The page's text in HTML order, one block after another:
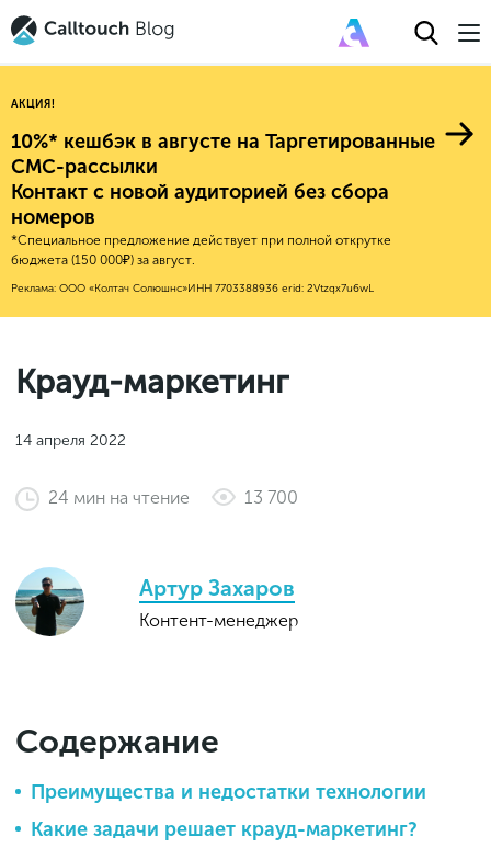
Авторитейл
Финансы
Е-коммерс
HoReCa
Бьюти
2025
2024
2021
2020
2016
Новые продукты
Эксплейнеры
Обновления продуктов Calltouch
Calltouch
Индекс здоровья российского
Mental Health
Аналитика
Процессы и управление
Законы и документы
Инструменты и сервисы
Продажи и маркетплейсы
Callday
MeetUp
Вебинары и практикумы
АКЦИЯ!
10%* кешбэк в августе на Таргетированные
СМС-рассылки
Контакт с новой аудиторией без сбора
номеров
*Специальное предложение действует при полной открутке
бюджета (150 000₽) за август.
Реклама: ООО «Колтач Солюшнс»ИНН 7703388936 erid: 2Vtzqx7u6wL
Крауд-маркетинг
14 апреля 2022
24 мин на чтение 13 700
Артур Захаров
Контент-менеджер
Содержание
Преимущества и недостатки технологии
Какие задачи решает крауд-маркетинг?